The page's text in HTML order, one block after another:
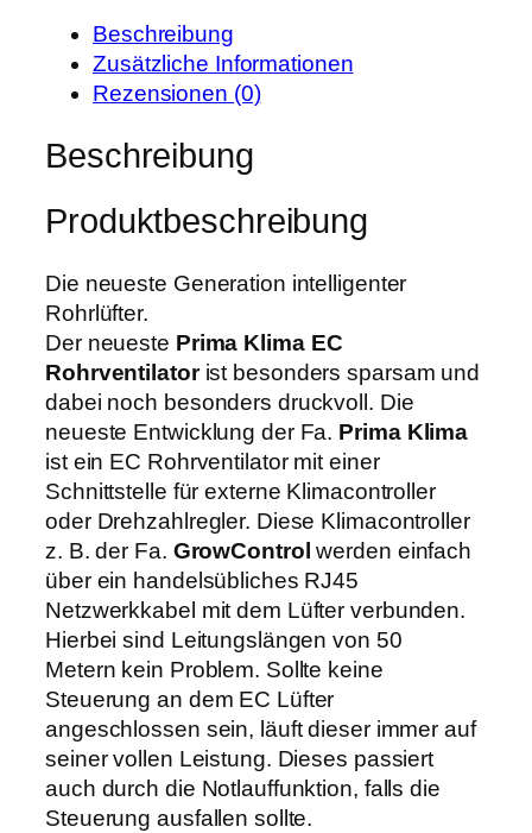
r
e
i
w
r
:
.
9
0
0
0
€
t
9
1
9
9
€
.
E
V
n
t
i
l
a
t
o
r
B
l
u
e
5
1
0
0
m
³
/
Beschreibung
Zusätzliche Informationen
Rezensionen (0)
Beschreibung
Produktbeschreibung
Die neueste Generation intelligenter
Rohrlüfter.
Der neueste Prima Klima EC
Rohrventilatorist besonders sparsam und
dabei noch besonders druckvoll. Die
neueste Entwicklung der Fa. Prima Klima
ist ein EC Rohrventilator mit einer
Schnittstelle für externe Klimacontroller
oder Drehzahlregler. Diese Klimacontroller
z. B. der Fa. GrowControl werden einfach
über ein handelsübliches RJ45
Netzwerkkabel mit dem Lüfter verbunden.
Hierbei sind Leitungslängen von 50
Metern kein Problem. Sollte keine
Steuerung an dem EC Lüfter
angeschlossen sein, läuft dieser immer auf
seiner vollen Leistung. Dieses passiert
auch durch die Notlauffunktion, falls die
Steuerung ausfallen sollte.